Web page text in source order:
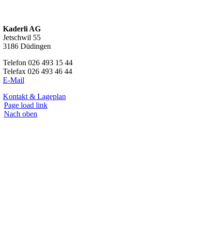
Kaderli AG
Jetschwil 55
3186 Düdingen
Telefon 026 493 15 44
Telefax 026 493 46 44
E-Mail
Kontakt & Lageplan
Page load link
Nach oben